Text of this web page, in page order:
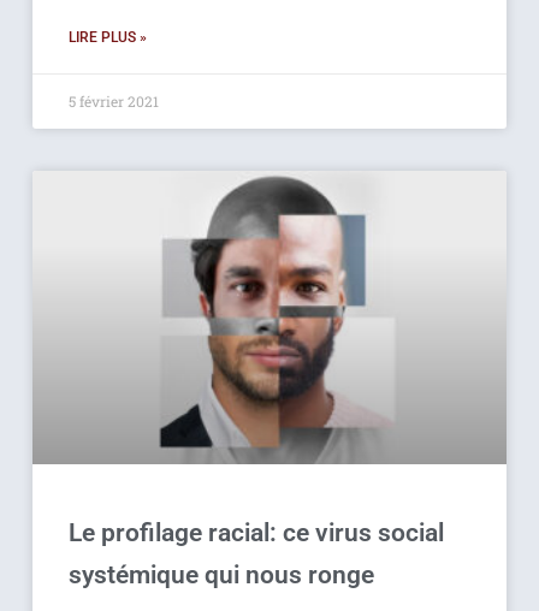
LIRE PLUS »
5 février 2021
Le profilage racial: ce virus social
systémique qui nous ronge